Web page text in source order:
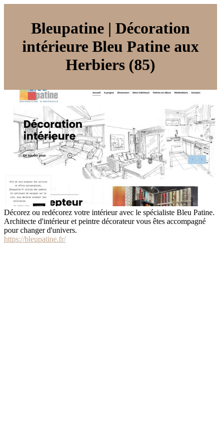
Bleupatine | Décoration
intérieure Bleu Patine aux
Herbiers (85)
Décorez ou redécorez votre intérieur avec le spécialiste Bleu Patine.
Architecte d'intérieur et peintre décorateur vous êtes accompagné
pour changer d'univers.
https://bleupatine.fr/